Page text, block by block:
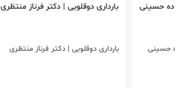
حسینی
حسینی
بارداری دوقلویی | دکتر فرناز منتظری
بارداری دوقلویی | دکتر فرناز منتظری